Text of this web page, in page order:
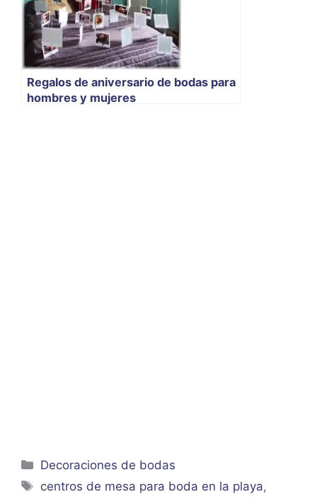
Regalos de aniversario de bodas para
hombres y mujeres
Categorías
Decoraciones de bodas
Etiquetas
centros de mesa para boda en la playa,